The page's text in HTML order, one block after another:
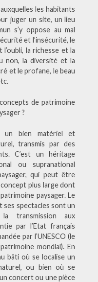
les habitants
juger un site, un lieu
s’y oppose au mal
et l’insécurité, le
la richesse et la
non, la diversité et la
et le profane, le beau
de patrimoine
?
un bien matériel et
transmis par des
C’est un héritage
ou supranational
qui peut être
concept plus large dont
paysager. Le
ses spectacles sont un
transmission aux
par l’Etat français
par l’UNESCO (le
mondial). En
bâti où se localise un
ou bien où se
concert ou une pièce